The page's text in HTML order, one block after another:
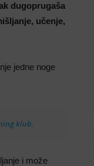
dugoprugaša
učenje,
jedne noge
klub.
i može